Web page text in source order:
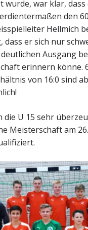
wurde, war klar, dass
den
Hellmich
dass er sich nur
Ausgang
erinnern könne.
von 16:0 sind
die U 15 sehr
Meisterschaft am